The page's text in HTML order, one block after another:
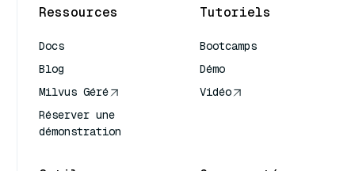
Ressources
Docs
Blog
Milvus Géré
Réserver une
démonstration
Tutoriels
Bootcamps
Démo
Vidéo